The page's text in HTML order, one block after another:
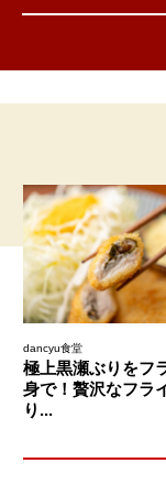
dancyu食堂
極上黒瀬ぶりをフ
身で！贅沢なフラ
り...